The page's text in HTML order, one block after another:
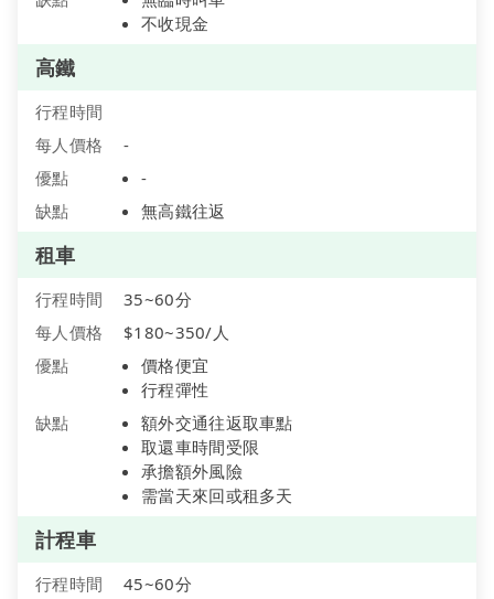
不收現金
高鐵
行程時間
每人價格
-
優點
-
缺點
無高鐵往返
租車
行程時間
35~60分
每人價格
$180~350/人
優點
價格便宜
行程彈性
缺點
額外交通往返取車點
取還車時間受限
承擔額外風險
需當天來回或租多天
計程車
行程時間
45~60分